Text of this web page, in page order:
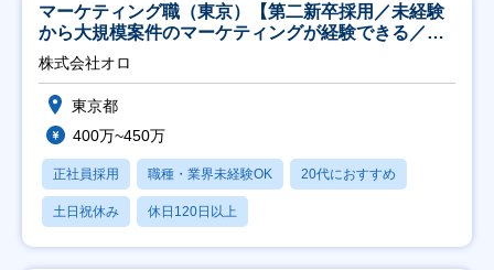
マーケティング職（東京）【第二新卒採用／未経験
から大規模案件のマーケティングが経験できる／研
修充実】
株式会社オロ
東京都
400万~450万
正社員採用 職種・業界未経験OK 20代におすすめ
土日祝休み 休日120日以上